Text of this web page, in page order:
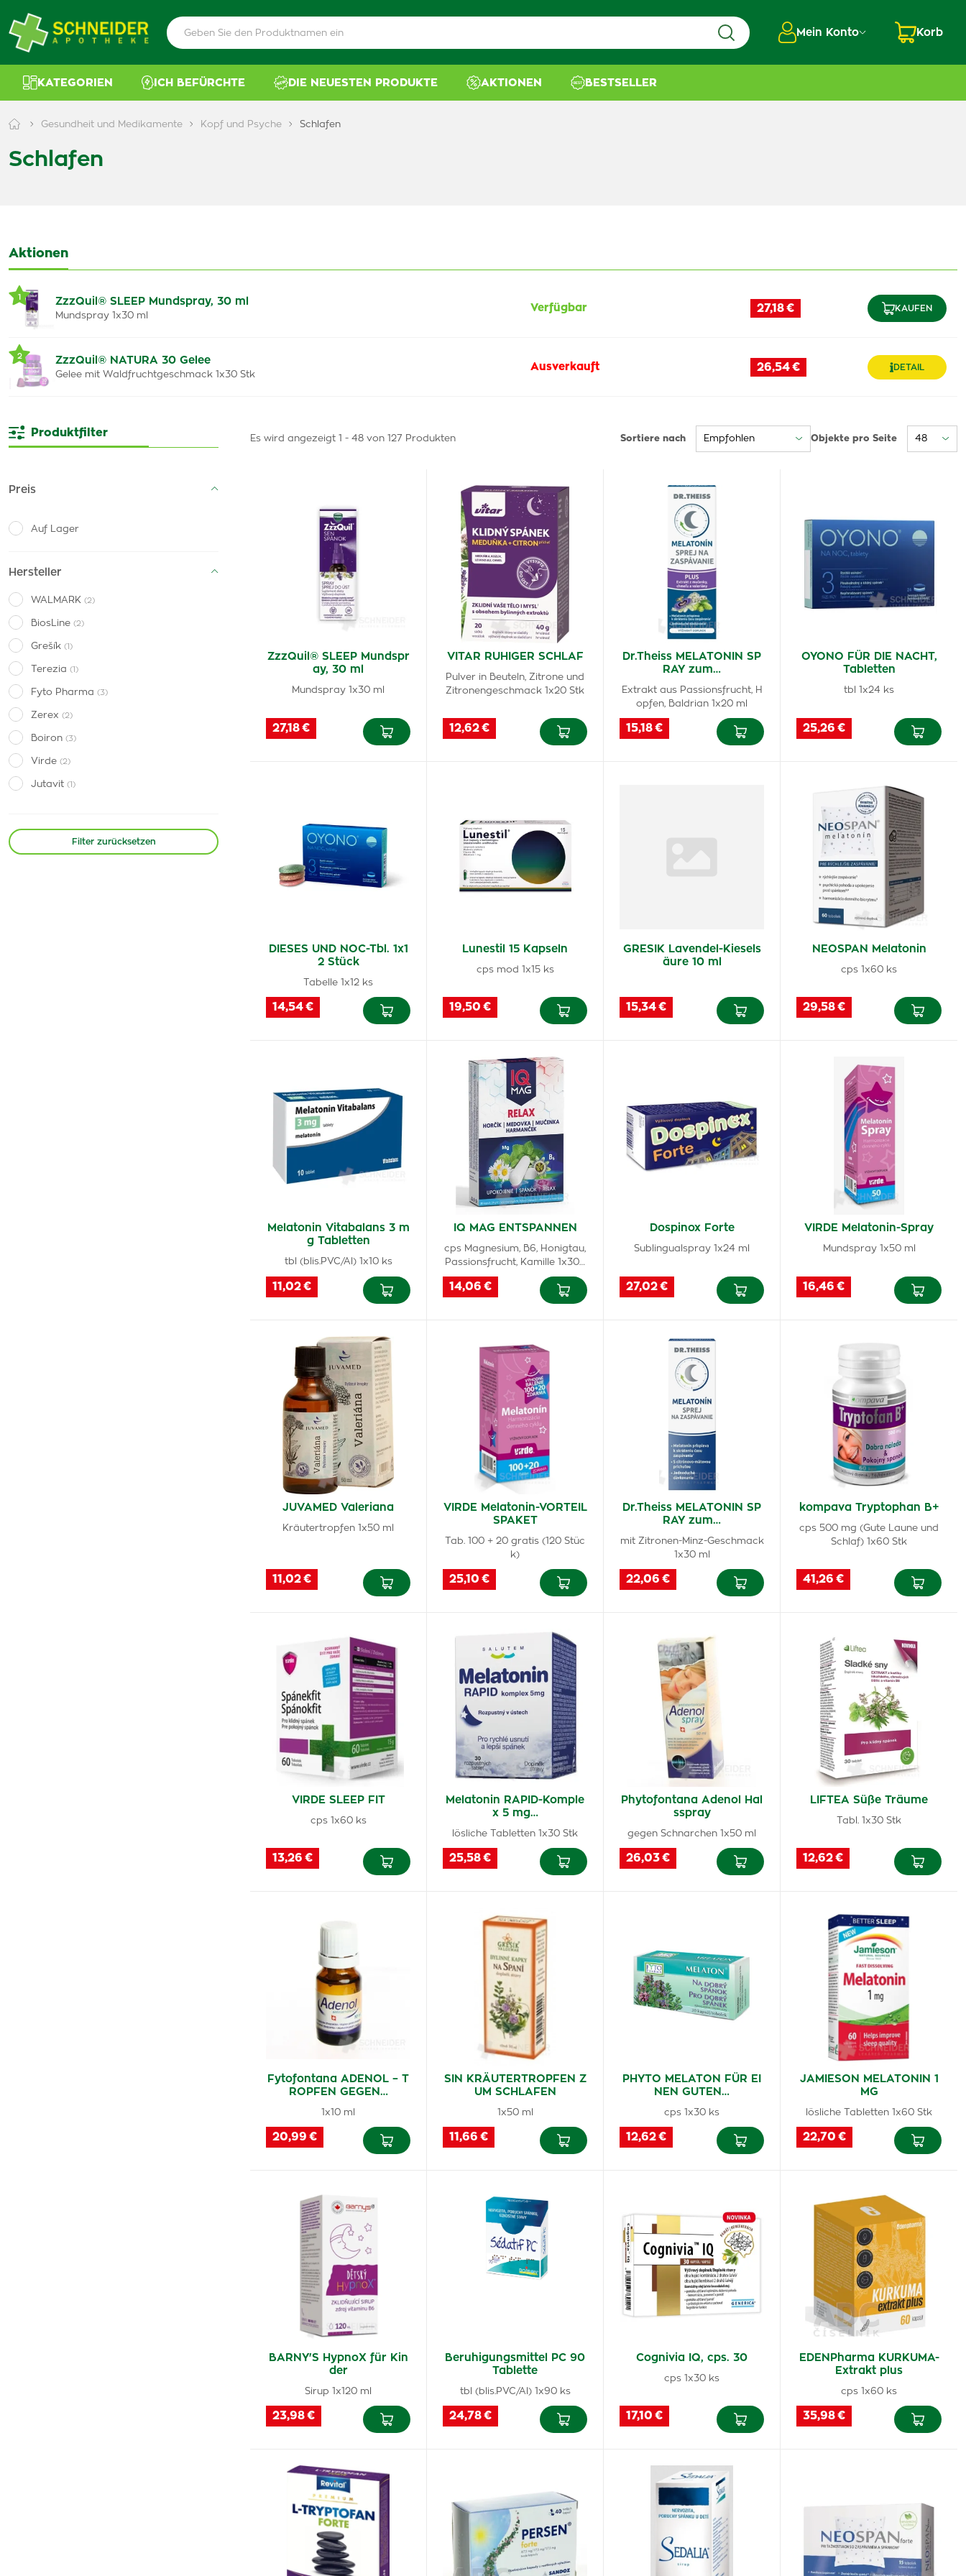
Mein Konto Korb
KATEGORIEN ICH BEFÜRCHTE DIE NEUESTEN PRODUKTE AKTIONEN BESTSELLER
Gesundheit und Medikamente Kopf und Psyche Schlafen
Schlafen
Aktionen
1 ZzzQuil® SLEEP Mundspray, 30 ml
Mundspray 1x30 ml
Verfügbar 27,18 € KAUFEN
2 ZzzQuil® NATURA 30 Gelee
Gelee mit Waldfruchtgeschmack 1x30 Stk
Ausverkauft 26,54 € DETAIL
Produktfilter
Preis
Auf Lager
Hersteller
WALMARK (2)
BiosLine (2)
Grešík (1)
Terezia (1)
Fyto Pharma (3)
Zerex (2)
Boiron (3)
Virde (2)
Jutavit (1)
Dospinox(2)
EdenPharma(2)
Filter zurücksetzen
Es wird angezeigt 1 - 48 von 127 Produkten Sortiere nach Objekte pro Seite
ZzzQuil® SLEEP Mundspr
ay, 30 ml
Mundspray 1x30 ml
27,18 €
VITAR RUHIGER SCHLAF
Pulver in Beuteln, Zitrone und
Zitronengeschmack 1x20 Stk
12,62 €
Dr.Theiss MELATONIN SP
RAY zum…
Extrakt aus Passionsfrucht, H
opfen, Baldrian 1x20 ml
15,18 €
OYONO FÜR DIE NACHT,
Tabletten
tbl 1x24 ks
25,26 €
DIESES UND NOC-Tbl. 1x1
2 Stück
Tabelle 1x12 ks
14,54 €
Lunestil 15 Kapseln
cps mod 1x15 ks
19,50 €
GRESIK Lavendel-Kiesels
äure 10 ml
15,34 €
NEOSPAN Melatonin
cps 1x60 ks
29,58 €
Melatonin Vitabalans 3 m
g Tabletten
tbl (blis.PVC/Al) 1x10 ks
11,02 €
IQ MAG ENTSPANNEN
cps Magnesium, B6, Honigtau,
Passionsfrucht, Kamille 1x30…
14,06 €
Dospinox Forte
Sublingualspray 1x24 ml
27,02 €
VIRDE Melatonin-Spray
Mundspray 1x50 ml
16,46 €
JUVAMED Valeriana
Kräutertropfen 1x50 ml
11,02 €
VIRDE Melatonin-VORTEIL
SPAKET
Tab. 100 + 20 gratis (120 Stüc
k)
25,10 €
Dr.Theiss MELATONIN SP
RAY zum…
mit Zitronen-Minz-Geschmack
1x30 ml
22,06 €
kompava Tryptophan B+
cps 500 mg (Gute Laune und
Schlaf) 1x60 Stk
41,26 €
VIRDE SLEEP FIT
cps 1x60 ks
13,26 €
Melatonin RAPID-Komple
x 5 mg…
lösliche Tabletten 1x30 Stk
25,58 €
Phytofontana Adenol Hal
sspray
gegen Schnarchen 1x50 ml
26,03 €
LIFTEA Süße Träume
Tabl. 1x30 Stk
12,62 €
Fytofontana ADENOL – T
ROPFEN GEGEN…
1x10 ml
20,99 €
SIN KRÄUTERTROPFEN Z
UM SCHLAFEN
1x50 ml
11,66 €
PHYTO MELATON FÜR EI
NEN GUTEN…
cps 1x30 ks
12,62 €
JAMIESON MELATONIN 1
MG
lösliche Tabletten 1x60 Stk
22,70 €
BARNY'S HypnoX für Kin
der
Sirup 1x120 ml
23,98 €
Beruhigungsmittel PC 90
Tablette
tbl (blis.PVC/Al) 1x90 ks
24,78 €
Cognivia IQ, cps. 30
cps 1x30 ks
17,10 €
EDENPharma KURKUMA-
Extrakt plus
cps 1x60 ks
35,98 €